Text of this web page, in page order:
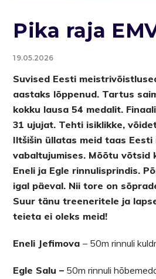
Pika raja
19.05.2026
Suvised Eesti
aastaks lõppenud. Tartus
kokku lausa 54 medalit.
31 ujujat. Tehti isiklikke,
Iltšišin üllatas meid taas
vabaltujumises. Mõõtu võtsid
Eneli ja Egle rinnulisprindis.
igal päeval. Nii tore on
Suur tänu treeneritele ja
teieta ei oleks meid!
Eneli Jefimova– 50m rinnuli
Egle Salu – 50m rinnuli